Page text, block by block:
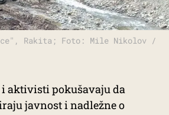
Rakita; Foto: Mile Nikolov /
aktivisti pokušavaju da
javnost i nadležne o